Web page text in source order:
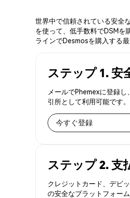
世界中で信頼されている安全
を使って、低手数料でDSMを
ラインでDesmosを購入する最
ステップ 1. 安
メールでPhemexに登録
引所として利用可能です。
今すぐ登録
ステップ 2. 支
クレジットカード、デビ
の安全なプラットフォー